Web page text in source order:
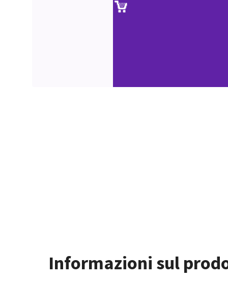
Informazioni sul